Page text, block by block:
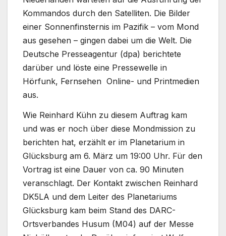
Kommandos durch den Satelliten. Die Bilder
einer Sonnenfinsternis im Pazifik – vom Mond
aus gesehen – gingen dabei um die Welt. Die
Deutsche Presseagentur (dpa) berichtete
darüber und löste eine Pressewelle in
Hörfunk, Fernsehen Online- und Printmedien
aus.
Wie Reinhard Kühn zu diesem Auftrag kam
und was er noch über diese Mondmission zu
berichten hat, erzählt er im Planetarium in
Glücksburg am 6. März um 19:00 Uhr. Für den
Vortrag ist eine Dauer von ca. 90 Minuten
veranschlagt. Der Kontakt zwischen Reinhard
DK5LA und dem Leiter des Planetariums
Glücksburg kam beim Stand des DARC-
Ortsverbandes Husum (M04) auf der Messe